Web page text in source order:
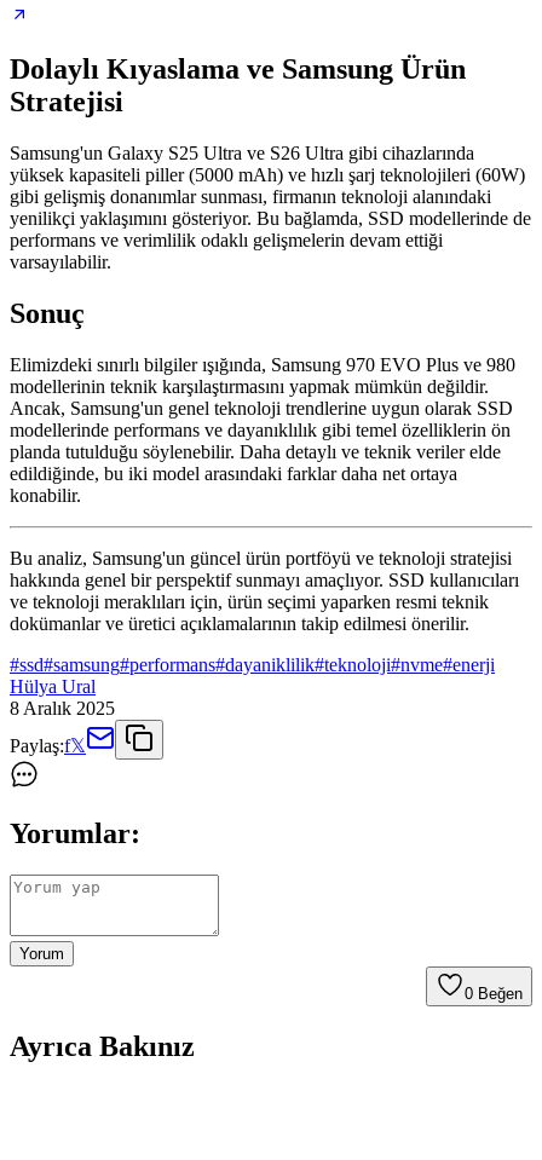
Dolaylı Kıyaslama ve Samsung Ürün
Stratejisi
Samsung'un Galaxy S25 Ultra ve S26 Ultra gibi cihazlarında
yüksek kapasiteli piller (5000 mAh) ve hızlı şarj teknolojileri (60W)
gibi gelişmiş donanımlar sunması, firmanın teknoloji alanındaki
yenilikçi yaklaşımını gösteriyor. Bu bağlamda, SSD modellerinde de
performans ve verimlilik odaklı gelişmelerin devam ettiği
varsayılabilir.
Sonuç
Elimizdeki sınırlı bilgiler ışığında, Samsung 970 EVO Plus ve 980
modellerinin teknik karşılaştırmasını yapmak mümkün değildir.
Ancak, Samsung'un genel teknoloji trendlerine uygun olarak SSD
modellerinde performans ve dayanıklılık gibi temel özelliklerin ön
planda tutulduğu söylenebilir. Daha detaylı ve teknik veriler elde
edildiğinde, bu iki model arasındaki farklar daha net ortaya
konabilir.
Bu analiz, Samsung'un güncel ürün portföyü ve teknoloji stratejisi
hakkında genel bir perspektif sunmayı amaçlıyor. SSD kullanıcıları
ve teknoloji meraklıları için, ürün seçimi yaparken resmi teknik
dokümanlar ve üretici açıklamalarının takip edilmesi önerilir.
#ssd#samsung#performans#dayaniklilik#teknoloji#nvme#enerji
Hülya Ural
8 Aralık 2025
Paylaş:f𝕏
Yorumlar:
Yorum
0 Beğen
Ayrıca Bakınız